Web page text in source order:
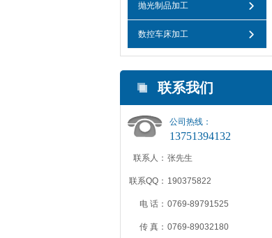
抛光制品加工
数控车床加工
联系我们
公司热线：
13751394132
联系人： 张先生
联系QQ： 190375822
电 话： 0769-89791525
传 真： 0769-89032180